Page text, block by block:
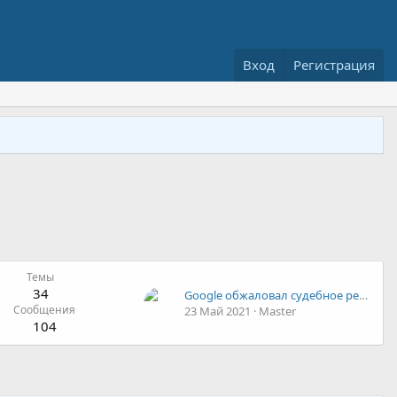
Вход Регистрация
Темы
34
Сообщения
104
Google обжаловал судебное решение о восстановлении канала «Царьград» на YouTube
23 Май 2021
Master